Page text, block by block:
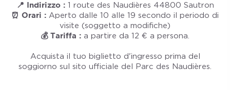
📍 Indirizzo :1 route des Naudières 44800 Sautron
⏰ Orari : Aperto dalle 10 alle 19 secondo il periodo di
visite (soggetto a modifiche)
💰 Tariffa : a partire da 12 € a persona.
Acquista il tuo biglietto d'ingresso prima del
soggiorno sul sito ufficiale del Parc des Naudières.